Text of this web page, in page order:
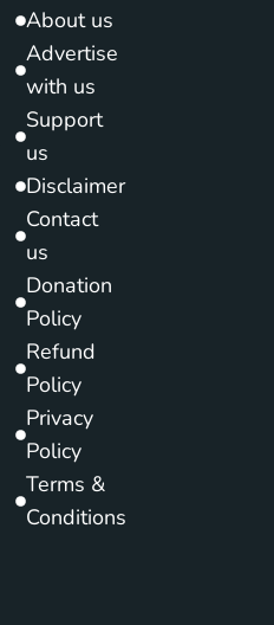
About us
Advertise
with us
Support
us
Disclaimer
Contact
us
Donation
Policy
Refund
Policy
Privacy
Policy
Terms &
Conditions